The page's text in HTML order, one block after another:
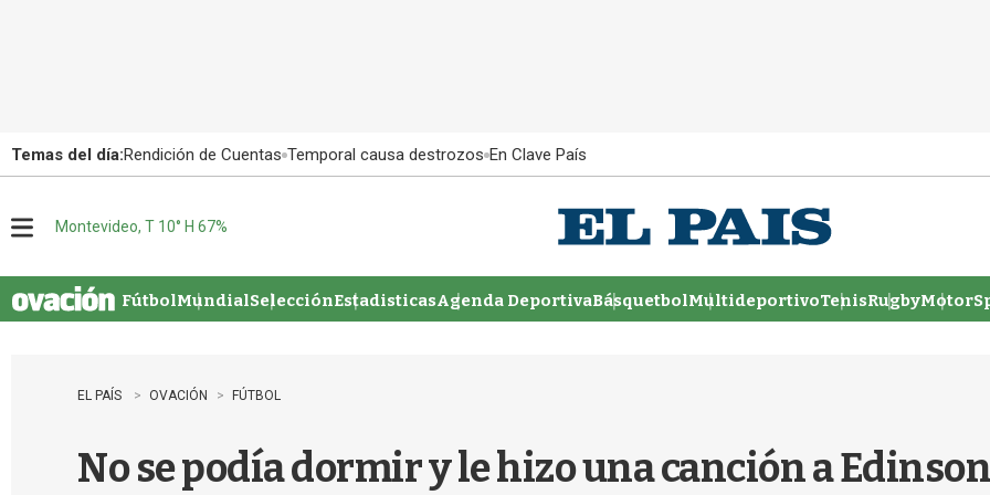
Temas del día:Rendición de Cuentas Temporal causa destrozos En Clave País
u
Montevideo, T 10° H 67%
FútbolMundialSelecciónEstadisticasAgenda DeportivaBásquetbolMultideportivoTenisRugby
EL PAÍS OVACIÓN FÚTBOL
No se podía dormir y le hizo una canción a